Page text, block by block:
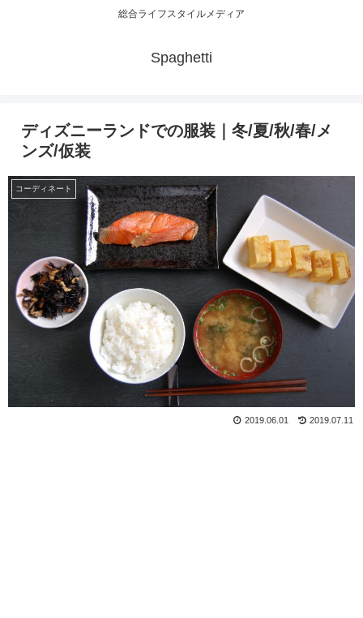
総合ライフスタイルメディア
Spaghetti
ディズニーランドでの服装｜冬/夏/秋/春/メ
ンズ/仮装
コーディネート
2019.07.11
2019.06.01